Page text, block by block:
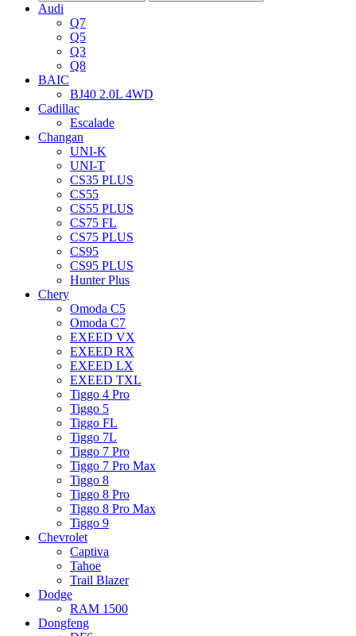
Audi
Q7
Q5
Q3
Q8
BAIC
BJ40 2.0L 4WD
Cadillac
Escalade
Changan
UNI-K
UNI-T
CS35 PLUS
CS55
CS55 PLUS
CS75 FL
CS75 PLUS
CS95
CS95 PLUS
Hunter Plus
Chery
Omoda C5
Omoda C7
EXEED VX
EXEED RX
EXEED LX
EXEED TXL
Tiggo 4 Pro
Tiggo 5
Tiggo FL
Tiggo 7L
Tiggo 7 Pro
Tiggo 7 Pro Max
Tiggo 8
Tiggo 8 Pro
Tiggo 8 Pro Max
Tiggo 9
Chevrolet
Captiva
Tahoe
Trail Blazer
Dodge
RAM 1500
Dongfeng